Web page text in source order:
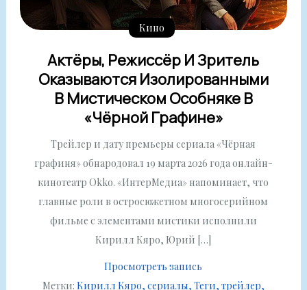
Кино
Актёры, Режиссёр И Зритель
Оказываются Изолированными
В Мистическом Особняке В
«Чёрной Графине»
Трейлер и дату премьеры сериала «Чёрная
графиня» обнародовал 19 марта 2026 года онлайн-
кинотеатр Okko. «ИнтерМедиа» напоминает, что
главные роли в остросюжетном многосерийном
фильме с элементами мистики исполнили
Кирилл Кяро, Юрий […]
Просмотреть запись
Метки: Кирилл Кяро сериалы Теги трейлер